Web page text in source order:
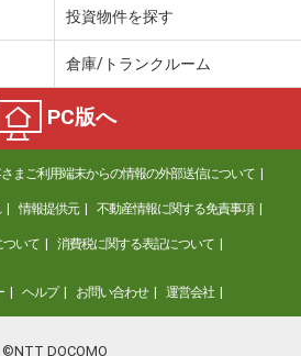
投資物件を探す
倉庫/トランクルーム
PC版へ
まご利用端末からの情報の外部送信について
情報提供元 不動産情報に関する免責事項
ついて 消費税に関する表記について
ヘルプ お問い合わせ 運営会社
©NTT DOCOMO